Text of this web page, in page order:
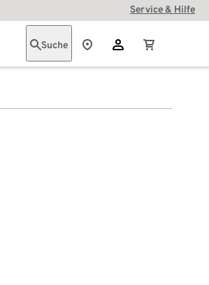
Service & Hilfe
Suche